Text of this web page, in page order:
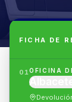
FICHA DE
01OFICINA
Albacete